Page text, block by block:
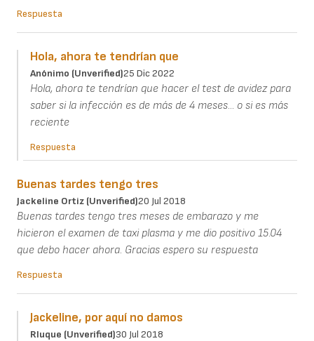
Respuesta
Hola, ahora te tendrían que
Anónimo (unverified)25 Dic 2022
Hola, ahora te tendrían que hacer el test de avidez para
saber si la infección es de más de 4 meses... o si es más
reciente
Respuesta
Buenas tardes tengo tres
Jackeline Ortiz (unverified)20 Jul 2018
Buenas tardes tengo tres meses de embarazo y me
hicieron el examen de taxi plasma y me dio positivo 15.04
que debo hacer ahora. Gracias espero su respuesta
Respuesta
Jackeline, por aquí no damos
Rluque (unverified)30 Jul 2018